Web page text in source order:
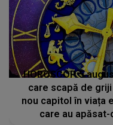
HOROSCOP 5
care scapă de
nou capitol în viața
care au apăsat-